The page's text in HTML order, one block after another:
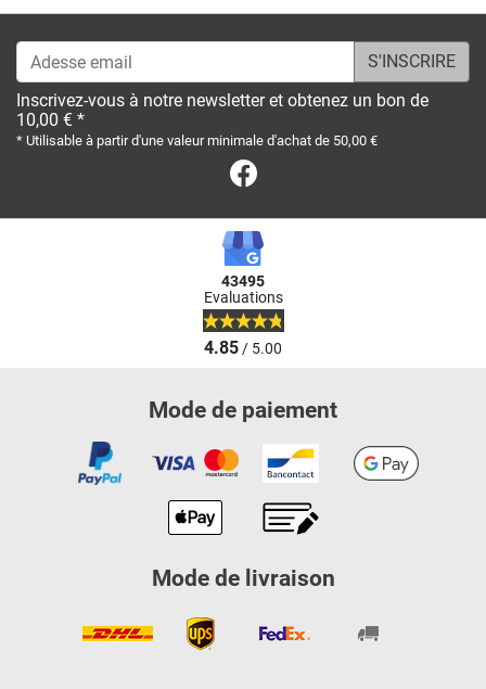
Adesse email
Inscrivez-vous à notre newsletter et obtenez un bon de
10,00 € *
* Utilisable à partir d'une valeur minimale d'achat de 50,00 €
43495
Evaluations
4.85/ 5.00
Mode de paiement
Mode de livraison